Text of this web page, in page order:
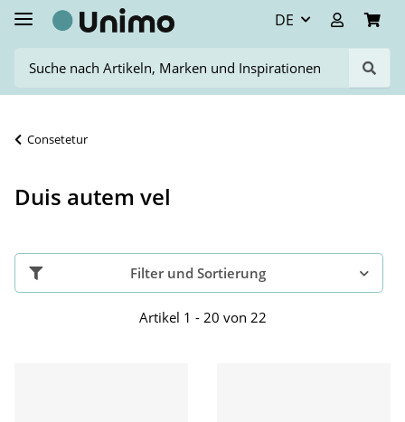
DE
Consetetur
Duis autem vel
Filter und Sortierung
Artikel 1 - 20 von 22